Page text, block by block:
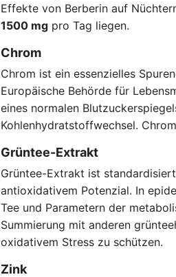
Effekte von Berberin auf
1500 mg pro Tag liegen.
Chrom
Chrom ist ein essenzielles
Europäische Behörde für
eines normalen
Kohlenhydratstoffwechsel.
Grüntee-Extrakt
Grüntee-Extrakt ist
antioxidativem Potenzial. In
Tee und Parametern der
Summierung mit anderen
oxidativem Stress zu schützen.
Zink